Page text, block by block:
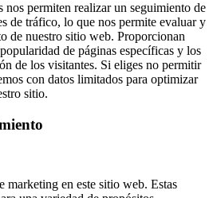
nos permiten realizar un seguimiento de
de tráfico, lo que nos permite evaluar y
de nuestro sitio web. Proporcionan
de páginas específicas y los
de los visitantes. Si eliges no permitir
con datos limitados para optimizar
sitio.
marketing en este sitio web. Estas